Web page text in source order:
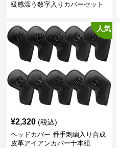
級感漂う数字入りカバーセット
人気
¥2,320 (税込)
ヘッドカバー 番手刺繍入り合成
皮革アイアンカバー十本組